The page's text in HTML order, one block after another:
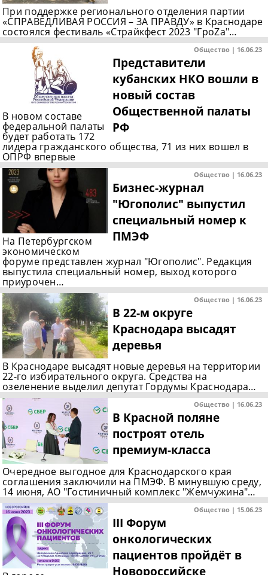
При поддержке регионального отделения партии
«СПРАВЕДЛИВАЯ РОССИЯ – ЗА ПРАВДУ» в Краснодаре
состоялся фестиваль «Страйкфест 2023 "ГроZа"…
Общество | 16.06.23
Представители
кубанских НКО вошли в
новый состав
Общественной палаты
РФ
В новом составе
федеральной палаты
будет работать 172
лидера гражданского общества, 71 из них вошел в
ОПРФ впервые
Общество | 16.06.23
Бизнес-журнал
"Югополис" выпустил
специальный номер к
ПМЭФ
На Петербургском
экономическом
форуме представлен журнал "Югополис". Редакция
выпустила специальный номер, выход которого
приурочен…
Общество | 16.06.23
В 22-м округе
Краснодара высадят
деревья
В Краснодаре высадят новые деревья на территории
22-го избирательного округа. Средства на
озеленение выделил депутат Гордумы Краснодара…
Общество | 16.06.23
В Красной поляне
построят отель
премиум-класса
Очередное выгодное для Краснодарского края
соглашения заключили на ПМЭФ. В минувшую среду,
14 июня, АО "Гостиничный комплекс "Жемчужина"…
Общество | 15.06.23
III Форум
онкологических
пациентов пройдёт в
Новороссийске